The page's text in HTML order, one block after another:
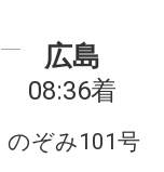
広島
08:36着
のぞみ101号